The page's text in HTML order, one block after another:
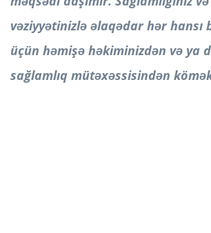
vəziyyətinizlə əlaqədar hər hansı
üçün həmişə həkiminizdən və ya
sağlamlıq mütəxəssisindən